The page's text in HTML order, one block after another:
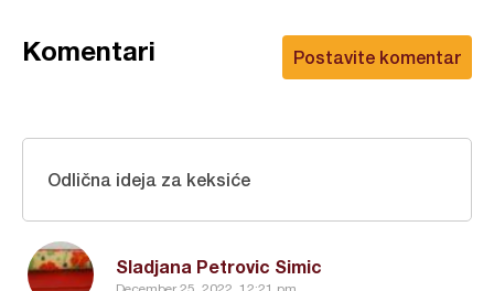
Postavite komentar
Komentari
Sladjana Petrovic Simic
Odlična ideja za keksiće